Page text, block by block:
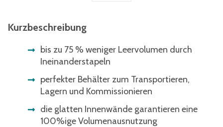
Kurzbeschreibung
bis zu 75 % weniger Leervolumen durch
Ineinanderstapeln
perfekter Behälter zum Transportieren,
Lagern und Kommissionieren
die glatten Innenwände garantieren eine
100%ige Volumenausnutzung